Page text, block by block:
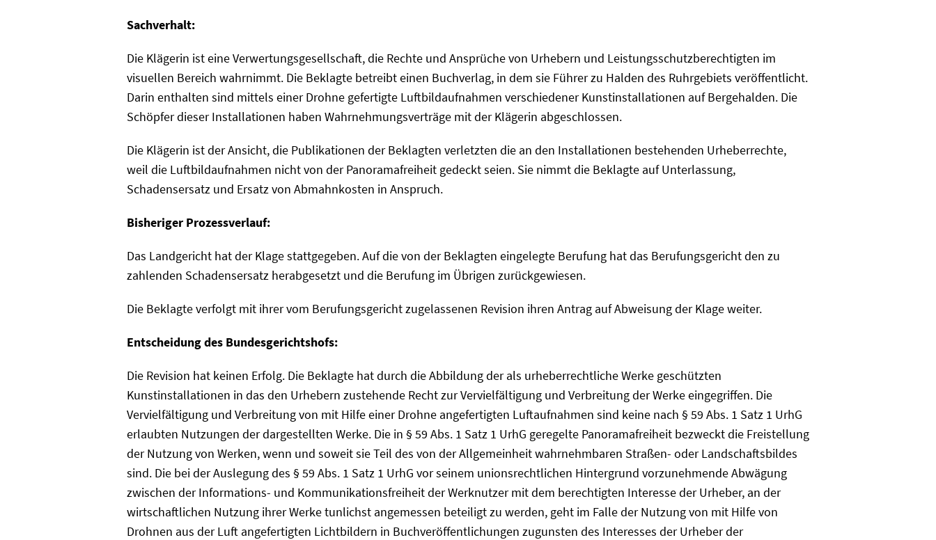
Sachverhalt:
Die Klägerin ist eine Verwertungsgesellschaft, die Rechte und Ansprüche von Urhebern und Leistungsschutzberechtigten im
visuellen Bereich wahrnimmt. Die Beklagte betreibt einen Buchverlag, in dem sie Führer zu Halden des Ruhrgebiets veröffentlicht.
Darin enthalten sind mittels einer Drohne gefertigte Luftbildaufnahmen verschiedener Kunstinstallationen auf Bergehalden. Die
Schöpfer dieser Installationen haben Wahrnehmungsverträge mit der Klägerin abgeschlossen.
Die Klägerin ist der Ansicht, die Publikationen der Beklagten verletzten die an den Installationen bestehenden Urheberrechte,
weil die Luftbildaufnahmen nicht von der Panoramafreiheit gedeckt seien. Sie nimmt die Beklagte auf Unterlassung,
Schadensersatz und Ersatz von Abmahnkosten in Anspruch.
Bisheriger Prozessverlauf:
Das Landgericht hat der Klage stattgegeben. Auf die von der Beklagten eingelegte Berufung hat das Berufungsgericht den zu
zahlenden Schadensersatz herabgesetzt und die Berufung im Übrigen zurückgewiesen.
Die Beklagte verfolgt mit ihrer vom Berufungsgericht zugelassenen Revision ihren Antrag auf Abweisung der Klage weiter.
Entscheidung des Bundesgerichtshofs:
Die Revision hat keinen Erfolg. Die Beklagte hat durch die Abbildung der als urheberrechtliche Werke geschützten
Kunstinstallationen in das den Urhebern zustehende Recht zur Vervielfältigung und Verbreitung der Werke eingegriffen. Die
Vervielfältigung und Verbreitung von mit Hilfe einer Drohne angefertigten Luftaufnahmen sind keine nach § 59 Abs. 1 Satz 1 UrhG
erlaubten Nutzungen der dargestellten Werke. Die in § 59 Abs. 1 Satz 1 UrhG geregelte Panoramafreiheit bezweckt die Freistellung
der Nutzung von Werken, wenn und soweit sie Teil des von der Allgemeinheit wahrnehmbaren Straßen- oder Landschaftsbildes
sind. Die bei der Auslegung des § 59 Abs. 1 Satz 1 UrhG vor seinem unionsrechtlichen Hintergrund vorzunehmende Abwägung
zwischen der Informations- und Kommunikationsfreiheit der Werknutzer mit dem berechtigten Interesse der Urheber, an der
wirtschaftlichen Nutzung ihrer Werke tunlichst angemessen beteiligt zu werden, geht im Falle der Nutzung von mit Hilfe von
Drohnen aus der Luft angefertigten Lichtbildern in Buchveröffentlichungen zugunsten des Interesses der Urheber der